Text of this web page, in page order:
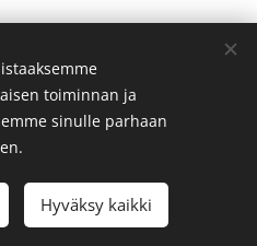
rumpu
toiminnan ja
sinulle parhaan
Hyväksy kaikki